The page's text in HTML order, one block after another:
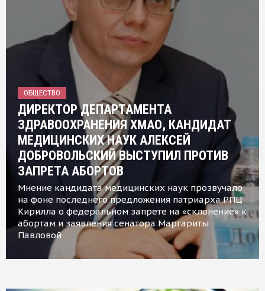
ОБЩЕСТВО
ДИРЕКТОР ДЕПАРТАМЕНТА
ЗДРАВООХРАНЕНИЯ ХМАО, КАНДИДАТ
МЕДИЦИНСКИХ НАУК АЛЕКСЕЙ
ДОБРОВОЛЬСКИЙ ВЫСТУПИЛ ПРОТИВ
ЗАПРЕТА АБОРТОВ
Мнение кандидата медицинских наук прозвучало
на фоне последнего предложения патриарха РПЦ
Кирилла о федеральном запрете на «склонение» к
абортам и заявления сенатора Маргариты
Павловой